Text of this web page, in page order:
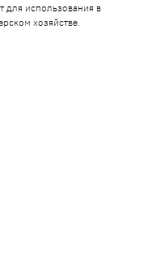
для использования в
хозяйстве.